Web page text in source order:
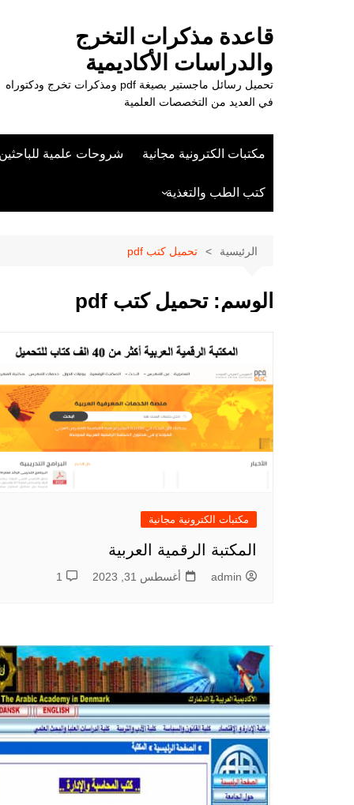
قاعدة مذكرات التخرج
والدراسات الأكاديمية
تحميل رسائل ماجستير بصيغة pdf ومذكرات تخرج ودكتوراه
في العديد من التخصصات العلمية
مكتبات الكترونية مجانية شروحات علمية للباحثين
كتب الطب والتغذية
الرئيسية تحميل كتب pdf
الوسم:تحميل كتب pdf
مكتبات الكترونية مجانية
المكتبة الرقمية العربية
admin أغسطس 31, 2023 1